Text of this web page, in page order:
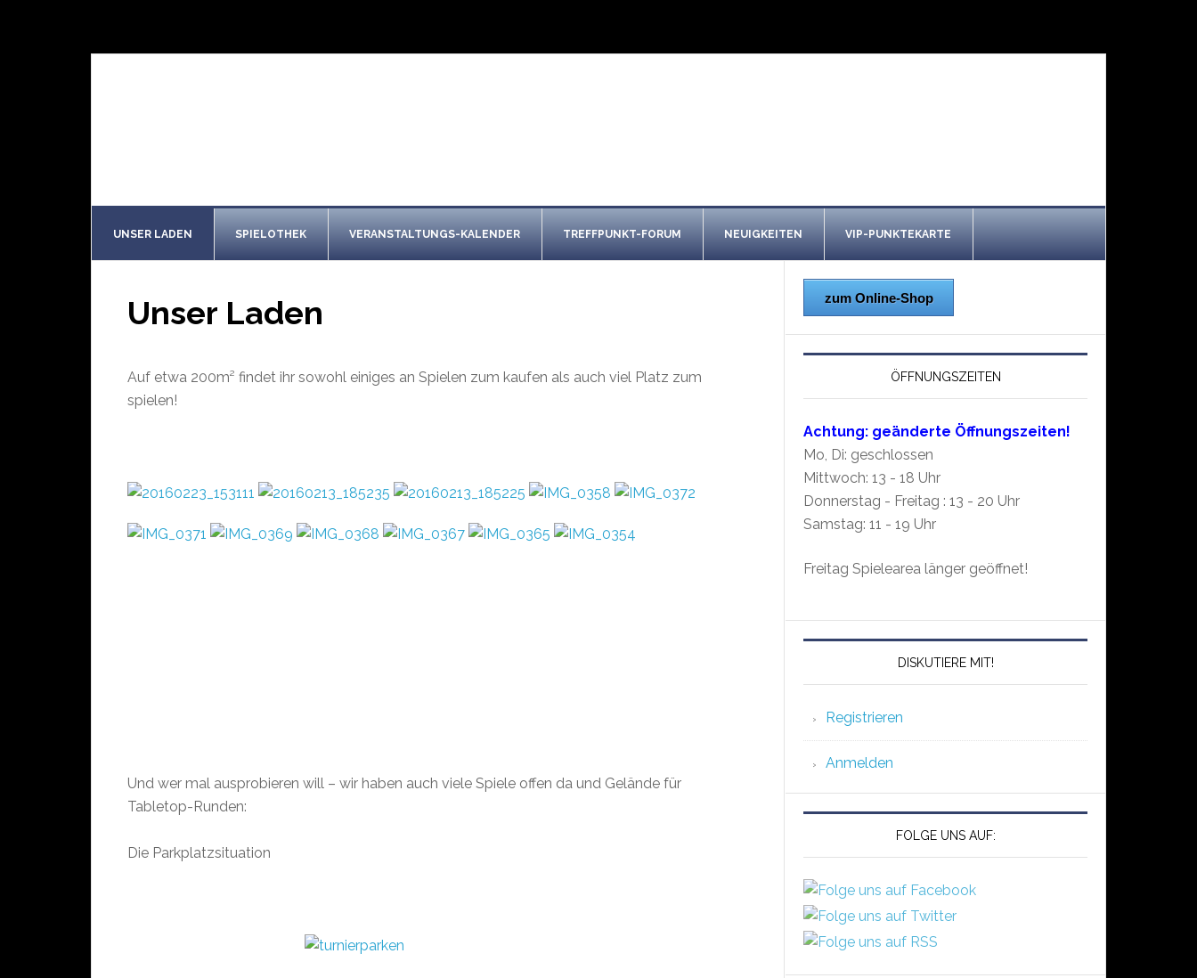
UNSER LADEN SPIELOTHEK VERANSTALTUNGS-KALENDER TREFFPUNKT-FORUM NEUIGKEITEN VIP-PUNKTEKARTE
Unser Laden
Auf etwa 200m² findet ihr sowohl einiges an Spielen zum kaufen als auch viel Platz zum
spielen!
Und wer mal ausprobieren will – wir haben auch viele Spiele offen da und Gelände für
Tabletop-Runden:
Die Parkplatzsituation
zum Online-Shop
ÖFFNUNGSZEITEN
Achtung: geänderte Öffnungszeiten!
Mo, Di: geschlossen
Mittwoch: 13 - 18 Uhr
Donnerstag - Freitag : 13 - 20 Uhr
Samstag: 11 - 19 Uhr
Freitag Spielearea länger geöffnet!
DISKUTIERE MIT!
Registrieren
Anmelden
FOLGE UNS AUF: